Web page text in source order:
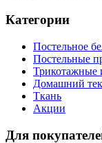
Категории
Постельное
Постельные
Трикотажные
Домашний
Ткань
Акции
Для